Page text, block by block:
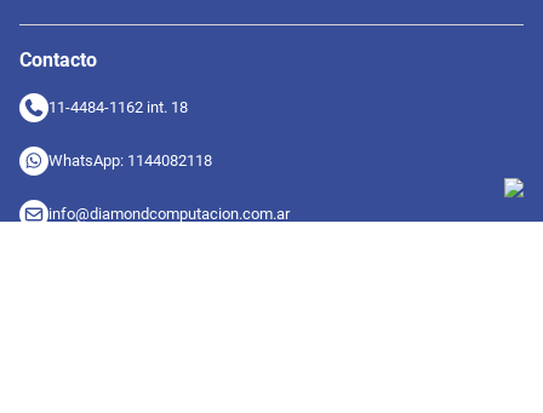
Contacto
11-4484-1162 int. 18
WhatsApp: 1144082118
info@diamondcomputacion.com.ar